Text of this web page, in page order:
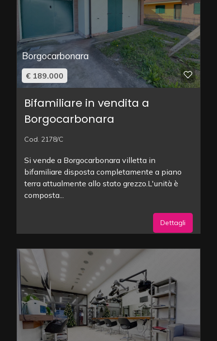
Borgocarbonara
€ 189.000
Bifamiliare in vendita a
Borgocarbonara
Cod. 2178/C
Si vende a Borgocarbonara villetta in
bifamiliare disposta completamente a piano
terra attualmente allo stato grezzo.L'unità è
composta...
Dettagli